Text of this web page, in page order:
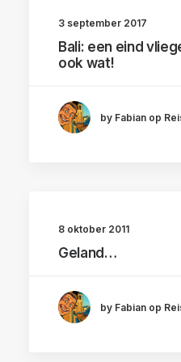
3 september 2017
Bali: een eind
ook wat!
by Fabian op
8 oktober 2011
Geland…
by Fabian op